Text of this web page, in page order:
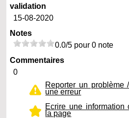
validation
15-08-2020
Notes
0.0/5 pour 0 note
Commentaires
0
Reporter un problème
une erreur
Ecrire une information
la page